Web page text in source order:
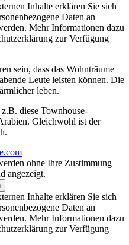
Inhalte erklären Sie sich
Daten an
Mehr Informationen dazu
zur Verfügung
sein, dass das Wohnträume
Leute leisten können. Die
leben.
diese Townhouse-
Gleichwohl ist der
ohne Ihre Zustimmung
angezeigt.
Inhalte erklären Sie sich
Daten an
Mehr Informationen dazu
zur Verfügung